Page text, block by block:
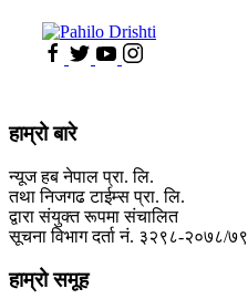
हाम्रो बारे
न्यूज हब नेपाल प्रा. लि.
तथा निजगढ टाईम्स प्रा. लि.
द्वारा संयुक्त रूपमा संचालित
सूचना विभाग दर्ता नं. ३२९८-२०७८/७९
हाम्रो समूह